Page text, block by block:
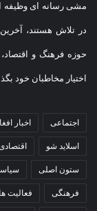
مشی رسانه ای وظیفه
در تلاش هستند،
حوزه فرهنگ و
اختیار مخاطبان خود
اجتماعی اخبار
اسلاید شو
ستون اصلی
فرهنگی فعالیت